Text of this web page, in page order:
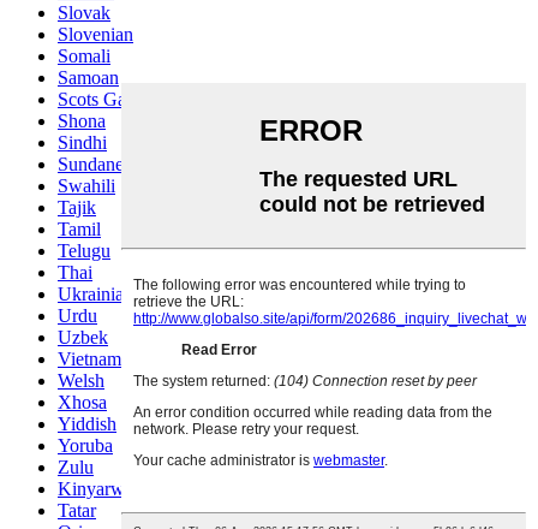
Slovak
Slovenian
Somali
Samoan
Scots Gaelic
Shona
Sindhi
Sundanese
Swahili
Tajik
Tamil
Telugu
Thai
Ukrainian
Urdu
Uzbek
Vietnamese
Welsh
Xhosa
Yiddish
Yoruba
Zulu
Kinyarwanda
Tatar